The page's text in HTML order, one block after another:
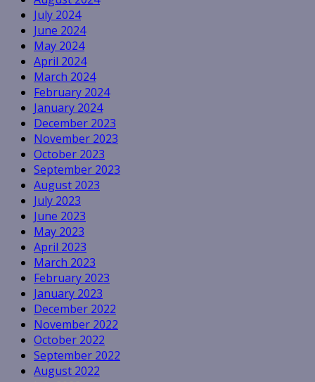
July 2024
June 2024
May 2024
April 2024
March 2024
February 2024
January 2024
December 2023
November 2023
October 2023
September 2023
August 2023
July 2023
June 2023
May 2023
April 2023
March 2023
February 2023
January 2023
December 2022
November 2022
October 2022
September 2022
August 2022